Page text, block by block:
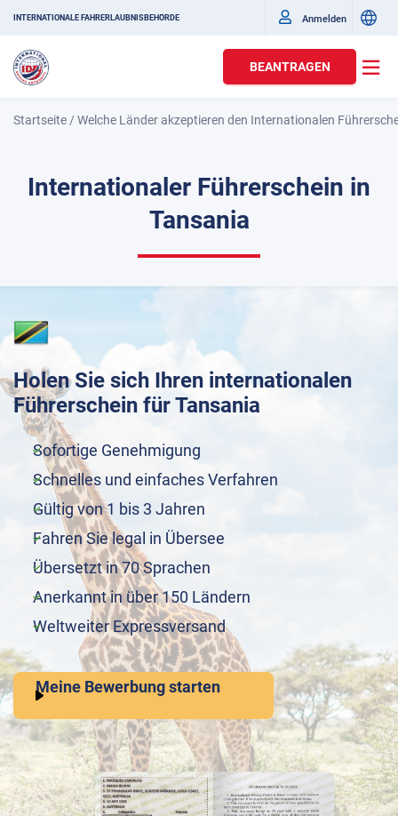
INTERNATIONALE FAHRERLAUBNISBEHÖRDE Anmelden
BEANTRAGEN
Startseite /Welche Länder akzeptieren den Internationalen
Internationaler Führerschein in
Tansania
Holen Sie sich Ihren internationalen
Führerschein für Tansania
Sofortige Genehmigung
Schnelles und einfaches Verfahren
Gültig von 1 bis 3 Jahren
Fahren Sie legal in Übersee
Übersetzt in 70 Sprachen
Anerkannt in über 150 Ländern
Weltweiter Expressversand
Meine Bewerbung starten